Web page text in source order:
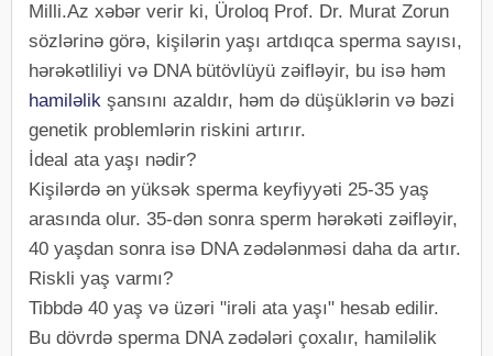
Milli.Az xəbər verir ki, Üroloq Prof. Dr. Murat Zorun
sözlərinə görə, kişilərin yaşı artdıqca sperma sayısı,
hərəkətliliyi və DNA bütövlüyü zəifləyir, bu isə həm
hamiləlik şansını azaldır, həm də düşüklərin və bəzi
genetik problemlərin riskini artırır.
İdeal ata yaşı nədir?
Kişilərdə ən yüksək sperma keyfiyyəti 25-35 yaş
arasında olur. 35-dən sonra sperm hərəkəti zəifləyir,
40 yaşdan sonra isə DNA zədələnməsi daha da artır.
Riskli yaş varmı?
Tibbdə 40 yaş və üzəri "irəli ata yaşı" hesab edilir.
Bu dövrdə sperma DNA zədələri çoxalır, hamiləlik